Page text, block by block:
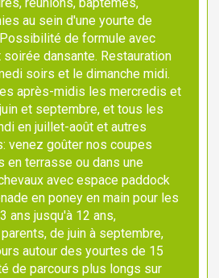
au sein d'une yourte de
de formule avec
dansante. Restauration
soirs et le dimanche midi.
après-midis les mercredis et
et septembre, et tous les
en juillet-août et autres
venez goûter nos coupes
en terrasse ou dans une
avec espace paddock
en poney en main pour les
ans jusqu'à 12 ans,
de juin à septembre,
autour des yourtes de 15
de parcours plus longs sur